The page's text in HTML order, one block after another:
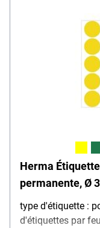
Herma
permanente, Ø
type d'étiquette :
d'étiquettes par